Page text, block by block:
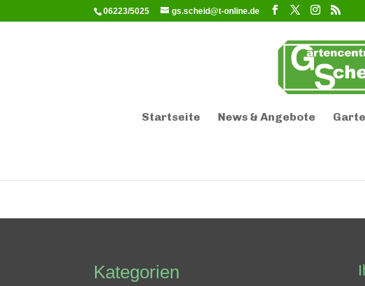
06223/5025 gs.scheid@t-online.de
Startseite News & Angebote
Kategorien